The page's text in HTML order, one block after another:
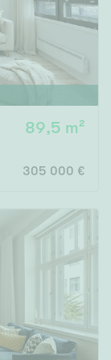
89,5 m²
305 000 €